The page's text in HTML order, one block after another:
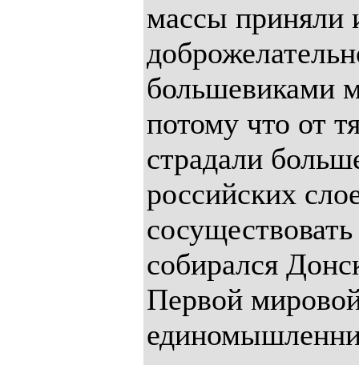
массы приняли
большевиками
потому что от
страдали
российских
собирался
Первой